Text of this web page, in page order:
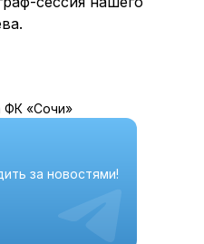
ФК «Сочи»
за новостями!